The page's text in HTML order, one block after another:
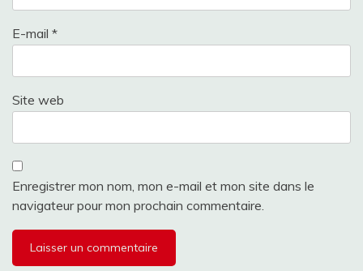
E-mail *
Site web
Enregistrer mon nom, mon e-mail et mon site dans le
navigateur pour mon prochain commentaire.